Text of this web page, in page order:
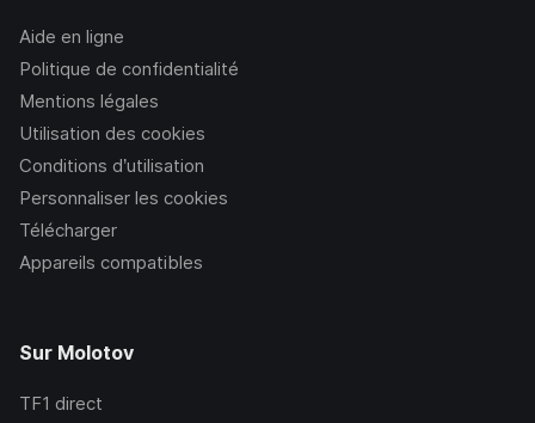
Aide en ligne
Politique de confidentialité
Mentions légales
Utilisation des cookies
Conditions d’utilisation
Personnaliser les cookies
Télécharger
Appareils compatibles
Sur Molotov
TF1 direct